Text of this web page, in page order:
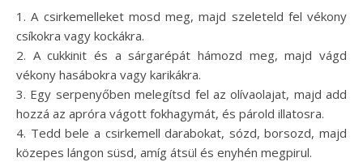
1. A csirkemelleket mosd meg, majd szeleteld fel vékony
csíkokra vagy kockákra.
2. A cukkinit és a sárgarépát hámozd meg, majd vágd
vékony hasábokra vagy karikákra.
3. Egy serpenyőben melegítsd fel az olívaolajat, majd add
hozzá az apróra vágott fokhagymát, és párold illatosra.
4. Tedd bele a csirkemell darabokat, sózd, borsozd, majd
közepes lángon süsd, amíg átsül és enyhén megpirul.